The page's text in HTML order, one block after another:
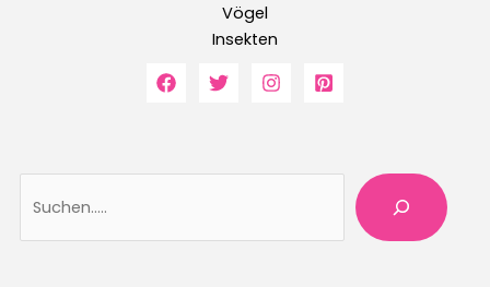
Vögel
Insekten